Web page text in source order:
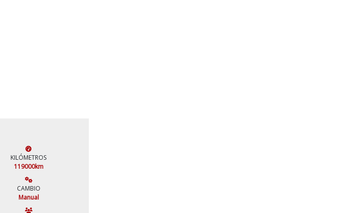
KILÓMETROS
119000km
CAMBIO
Manual